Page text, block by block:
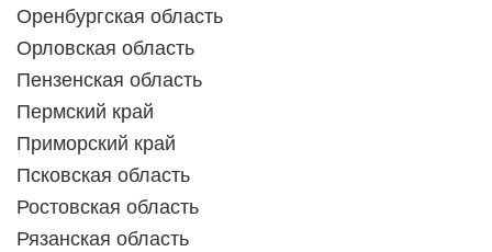
Оренбургская область
Орловская область
Пензенская область
Пермский край
Приморский край
Псковская область
Ростовская область
Рязанская область